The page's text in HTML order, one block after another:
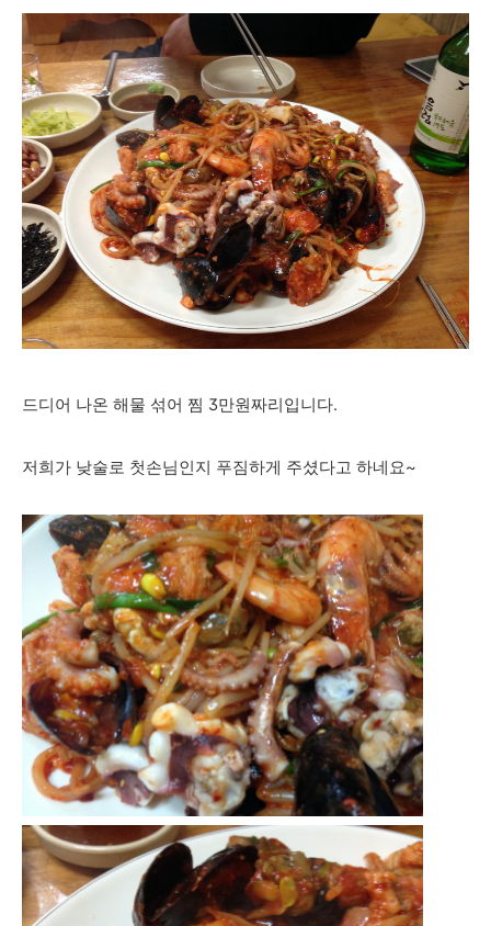
드디어 나온 해물 섞어 찜 3만원짜리입니다.
저희가 낮술로 첫손님인지 푸짐하게 주셨다고 하네요~